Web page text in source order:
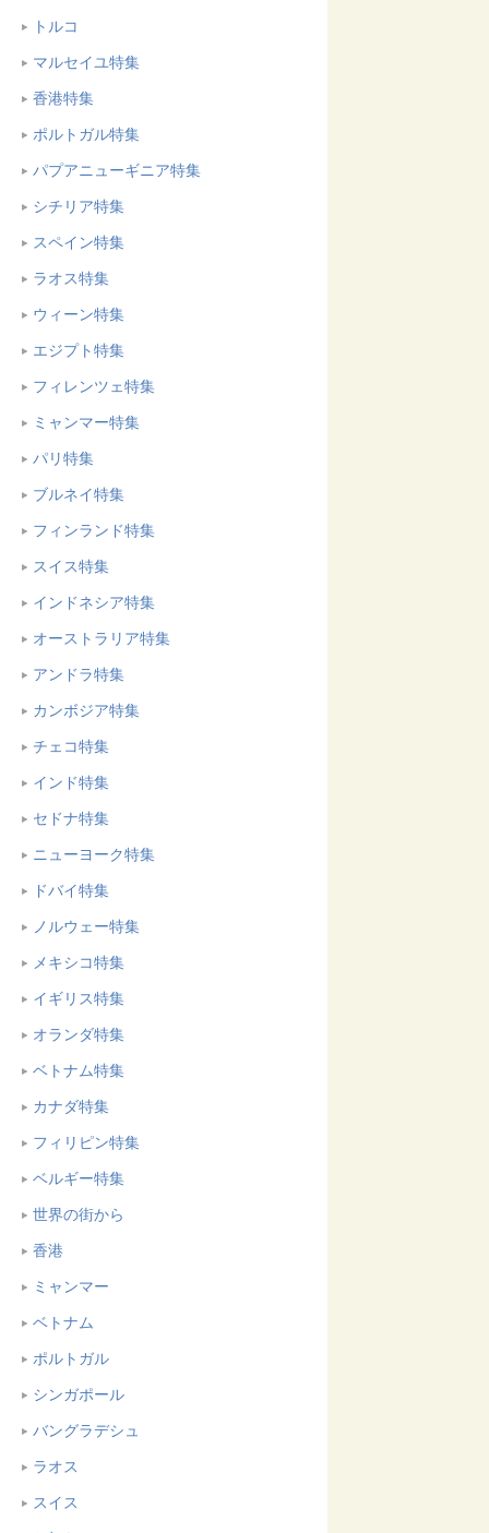
トルコ
マルセイユ特集
香港特集
ポルトガル特集
パプアニューギニア特集
シチリア特集
スペイン特集
ラオス特集
ウィーン特集
エジプト特集
フィレンツェ特集
ミャンマー特集
パリ特集
ブルネイ特集
フィンランド特集
スイス特集
インドネシア特集
オーストラリア特集
アンドラ特集
カンボジア特集
チェコ特集
インド特集
セドナ特集
ニューヨーク特集
ドバイ特集
ノルウェー特集
メキシコ特集
イギリス特集
オランダ特集
ベトナム特集
カナダ特集
フィリピン特集
ベルギー特集
世界の街から
香港
ミャンマー
ベトナム
ポルトガル
シンガポール
バングラデシュ
ラオス
スイス